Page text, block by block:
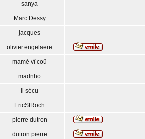
sanya
Marc Dessy
jacques
olivier.engelaere
mamé vî coû
madnho
li sécu
EricStRoch
pierre dutron
dutron pierre